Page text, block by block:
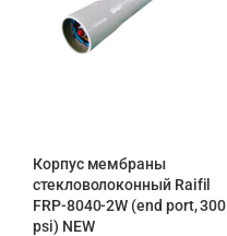
Корпус мембраны
стекловолоконный Raifil
FRP-8040-2W (end port, 300
psi) NEW